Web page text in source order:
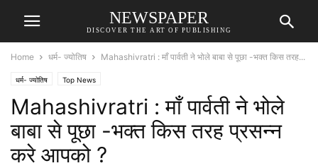
NEWSPAPER
DISCOVER THE ART OF PUBLISHING
Home धर्म- ज्योतिष Mahashivratri : माँ पार्वती ने भोले बाबा से पूछा -भक्त किस तरह...
धर्म- ज्योतिष Top News
Mahashivratri : माँ पार्वती ने भोले
बाबा से पूछा -भक्त किस तरह प्रसन्न
करे आपको ?